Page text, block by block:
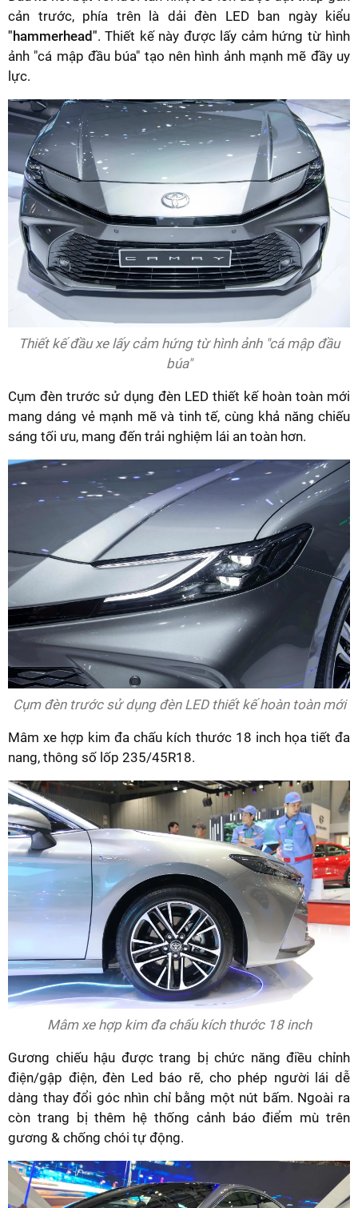
cản trước, phía trên là dải đèn LED ban ngày kiểu
"hammerhead". Thiết kế này được lấy cảm hứng từ hình
ảnh "cá mập đầu búa" tạo nên hình ảnh mạnh mẽ đầy uy
lực.
Thiết kế đầu xe lấy cảm hứng từ hình ảnh "cá mập đầu
búa"
Cụm đèn trước sử dụng đèn LED thiết kế hoàn toàn mới
mang dáng vẻ mạnh mẽ và tinh tế, cùng khả năng chiếu
sáng tối ưu, mang đến trải nghiệm lái an toàn hơn.
Cụm đèn trước sử dụng đèn LED thiết kế hoàn toàn mới
Mâm xe hợp kim đa chấu kích thước 18 inch họa tiết đa
nang, thông số lốp 235/45R18.
Mâm xe hợp kim đa chấu kích thước 18 inch
Gương chiếu hậu được trang bị chức năng điều chỉnh
điện/gập điện, đèn Led báo rẽ, cho phép người lái dễ
dàng thay đổi góc nhìn chỉ bằng một nút bấm. Ngoài ra
còn trang bị thêm hệ thống cảnh báo điểm mù trên
gương & chống chói tự động.